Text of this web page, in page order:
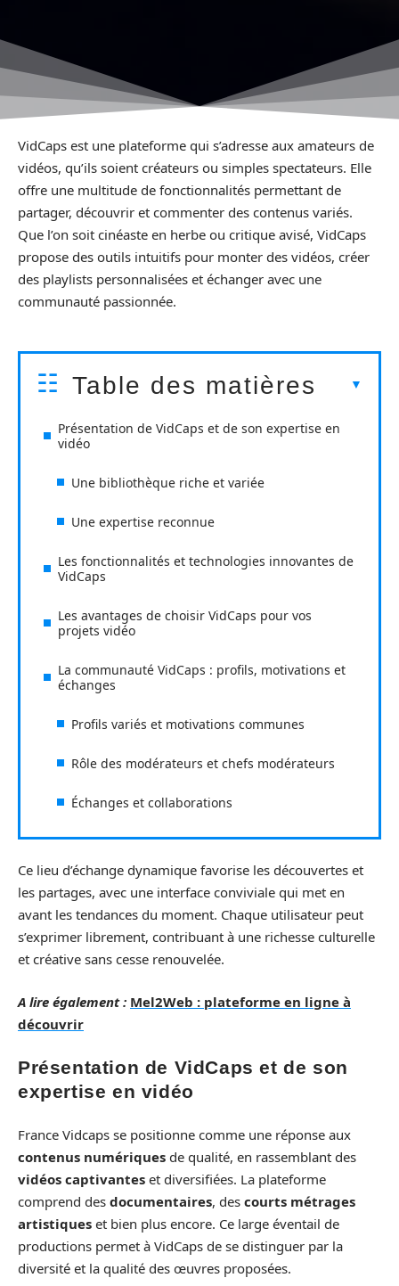
VidCaps est une plateforme qui s’adresse aux amateurs de
vidéos, qu’ils soient créateurs ou simples spectateurs. Elle
offre une multitude de fonctionnalités permettant de
partager, découvrir et commenter des contenus variés.
Que l’on soit cinéaste en herbe ou critique avisé, VidCaps
propose des outils intuitifs pour monter des vidéos, créer
des playlists personnalisées et échanger avec une
communauté passionnée.
Table des matières
Présentation de VidCaps et de son expertise en
vidéo
Une bibliothèque riche et variée
Une expertise reconnue
Les fonctionnalités et technologies innovantes de
VidCaps
Les avantages de choisir VidCaps pour vos
projets vidéo
La communauté VidCaps : profils, motivations et
échanges
Profils variés et motivations communes
Rôle des modérateurs et chefs modérateurs
Échanges et collaborations
Ce lieu d’échange dynamique favorise les découvertes et
les partages, avec une interface conviviale qui met en
avant les tendances du moment. Chaque utilisateur peut
s’exprimer librement, contribuant à une richesse culturelle
et créative sans cesse renouvelée.
A lire également : Mel2Web : plateforme en ligne à
découvrir
Présentation de VidCaps et de son
expertise en vidéo
France Vidcaps se positionne comme une réponse aux
contenus numériques de qualité, en rassemblant des
vidéos captivantes et diversifiées. La plateforme
comprend des documentaires, des courts métrages
artistiques et bien plus encore. Ce large éventail de
productions permet à VidCaps de se distinguer par la
diversité et la qualité des œuvres proposées.